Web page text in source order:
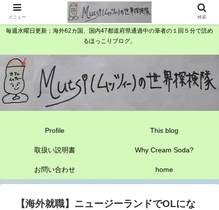
毎週水曜日更新：海外62カ国、国内47都道府県通過中の筆者の１回５分で読め
るほっこりブログ。
Profile This blog
取扱い説明書 Why Cream Soda?
お問い合わせ home
【海外就職】ニュージーランドでOLにな
メニュー 検索